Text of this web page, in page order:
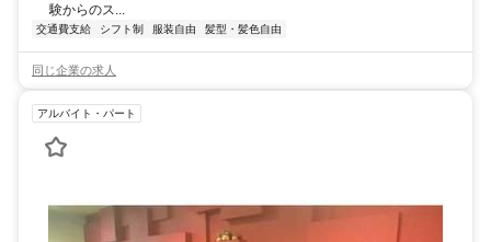
験からのス...
交通費支給 シフト制 服装自由 髪型・髪色自由
同じ企業の求人
アルバイト・パート